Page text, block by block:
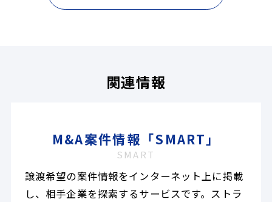
関連情報
M&A案件情報「SMART」
SMART
譲渡希望の案件情報をインターネット上に掲載
し、相手企業を探索するサービスです。ストラ